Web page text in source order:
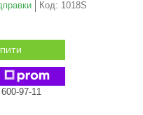
Код: 1018S
97-11